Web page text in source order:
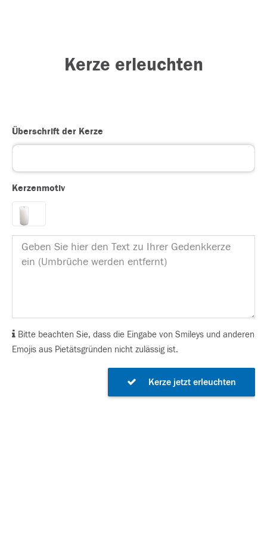
Kerze erleuchten
Überschrift der Kerze
Kerzenmotiv
Bitte beachten Sie, dass die Eingabe von Smileys und anderen
Emojis aus Pietätsgründen nicht zulässig ist.
Kerze jetzt erleuchten